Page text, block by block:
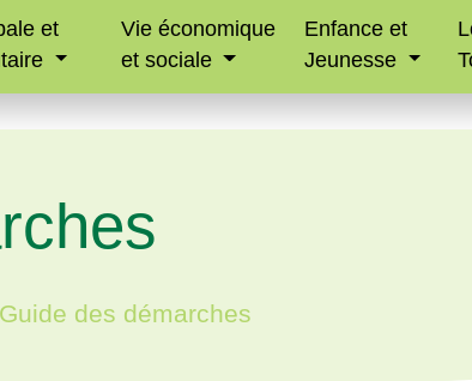
et
Vie économique
et sociale
Enfance et
Jeunesse
Guide des démarches